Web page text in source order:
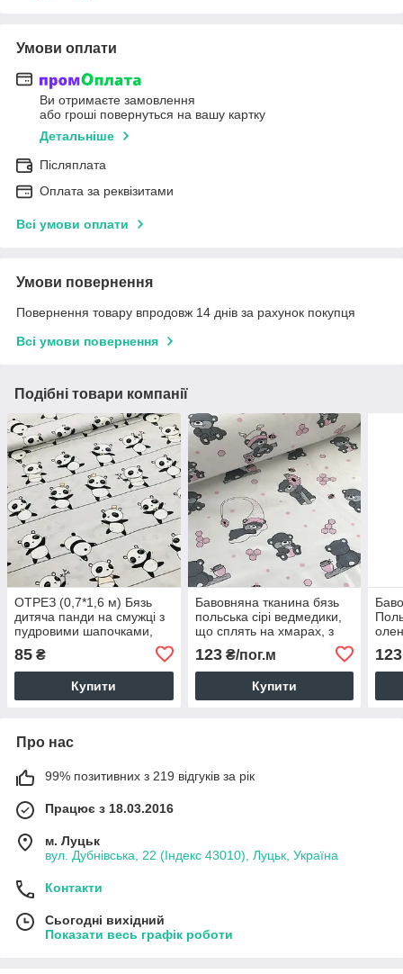
Умови оплати
Ви отримаєте замовлення
або гроші повернуться на вашу картку
Детальніше
Післяплата
Оплата за реквізитами
Всі умови оплати
Умови повернення
Повернення товару впродовж 14 днів за рахунок покупця
Всі умови повернення
Подібні товари компанії
ОТРЕЗ (0,7*1,6 м) Бязь
дитяча панди на смужці з
пудровими шапочками,
коронами та бантиками на
сірому (E-0390)
85 ₴
Купити
Бавовняна тканина бязь
польська сірі ведмедики,
що сплять на хмарах, з
білому (0074)
123₴/пог.м
Купити
123
Про нас
99% позитивних з 219 відгуків за рік
Працює з 18.03.2016
м. Луцьк
вул. Дубнівська, 22 (Індекс 43010), Луцьк, Україна
Контакти
Сьогодні вихідний
Показати весь графік роботи